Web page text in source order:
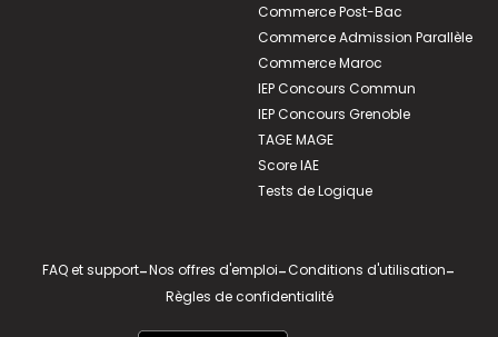
Commerce Post-Bac
Commerce Admission Parallèle
Commerce Maroc
IEP Concours Commun
IEP Concours Grenoble
TAGE MAGE
Score IAE
Tests de Logique
FAQ et support-Nos offres d'emploi-Conditions d'utilisation-
Règles de confidentialité